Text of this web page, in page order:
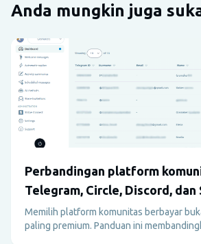
Anda mungkin juga
Perbandingan platform
Telegram, Circle, Discord, dan
Memilih platform komunitas berbayar
paling premium. Panduan ini